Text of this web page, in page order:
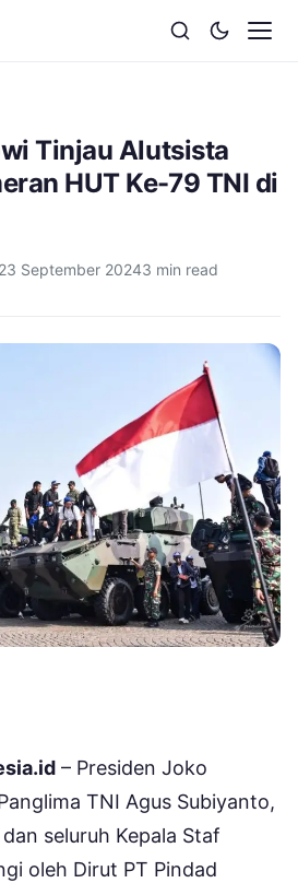
Tinjau Alutsista
HUT Ke-79 TNI di
23 September 20243 min read
– Presiden Joko
TNI Agus Subiyanto,
seluruh Kepala Staf
oleh Dirut PT Pindad